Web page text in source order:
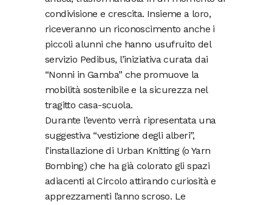
condivisione e crescita. Insieme a loro,
riceveranno un riconoscimento anche i
piccoli alunni che hanno usufruito del
servizio Pedibus, l’iniziativa curata dai
“Nonni in Gamba” che promuove la
mobilità sostenibile e la sicurezza nel
tragitto casa-scuola.
Durante l’evento verrà ripresentata una
suggestiva “vestizione degli alberi”,
l’installazione di Urban Knitting (o Yarn
Bombing) che ha già colorato gli spazi
adiacenti al Circolo attirando curiosità e
apprezzamenti l’anno scroso. Le